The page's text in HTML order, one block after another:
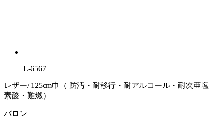
L-6567
レザー/ 125cm巾（ 防汚・耐移行・耐アルコール・耐次亜塩
素酸・難燃）
バロン